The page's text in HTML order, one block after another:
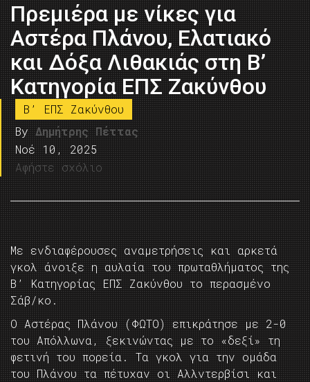
Πρεμιέρα με νίκες για
Αστέρα Πλάνου, Ελατιακό
και Δόξα Λιθακιάς στη Β’
Κατηγορία ΕΠΣ Ζακύνθου
B’ ΕΠΣ Ζακύνθου
By Δημήτρης Πέττας
Νοέ 10, 2025
Αφήστε σχόλιο
Με ενδιαφέρουσες αναμετρήσεις και αρκετά
γκολ άνοιξε η αυλαία του πρωταθλήματος της
Β’ Κατηγορίας ΕΠΣ Ζακύνθου το περασμένο
Σάβ/κο.
Ο Αστέρας Πλάνου (ΦΩΤΟ) επικράτησε με 2-0
του Απόλλωνα, ξεκινώντας με το «δεξί» τη
φετινή του πορεία. Τα γκολ για την ομάδα
του Πλάνου τα πέτυχαν οι Αλλντερβίσι και